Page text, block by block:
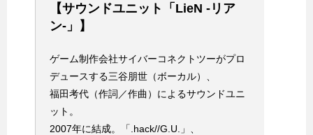
【サウンドユニット「LieN ‐リア
ン‐」】
ゲーム制作会社サイバーコネクトツーがプロ
デュースする三谷朋世（ボーカル）、
福田考代（作詞／作曲）によるサウンドユニ
ット。
2007年に結成。「.hack//G.U.」、